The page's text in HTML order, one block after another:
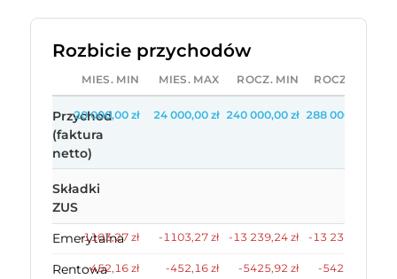
Rozbicie przychodów
MIES. MIN MIES. MAX ROCZ. MIN ROCZ. MAX
Przychód
(faktura
netto)
20 000,00 zł 24 000,00 zł 240 000,00 zł 288 000,00 zł
Składki
ZUS
Emerytalna
-1103,27 zł -1103,27 zł -13 239,24 zł -13 239,24 zł
Rentowa-452,16 zł -452,16 zł -5425,92 zł -5425,92 zł